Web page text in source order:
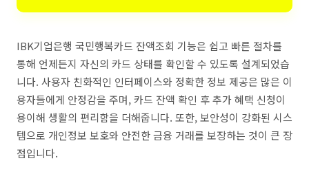
IBK기업은행 국민행복카드 잔액조회 기능은 쉽고 빠른 절차를
통해 언제든지 자신의 카드 상태를 확인할 수 있도록 설계되었습
니다. 사용자 친화적인 인터페이스와 정확한 정보 제공은 많은 이
용자들에게 안정감을 주며, 카드 잔액 확인 후 추가 혜택 신청이
용이해 생활의 편리함을 더해줍니다. 또한, 보안성이 강화된 시스
템으로 개인정보 보호와 안전한 금융 거래를 보장하는 것이 큰 장
점입니다.